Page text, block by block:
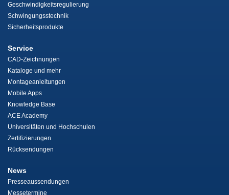
Geschwindigkeitsregulierung
Schwingungsstechnik
Sicherheitsprodukte
Service
CAD-Zeichnungen
Kataloge und mehr
Montageanleitungen
Mobile Apps
Knowledge Base
ACE Academy
Universitäten und Hochschulen
Zertifizierungen
Rücksendungen
News
Presseaussendungen
Messetermine